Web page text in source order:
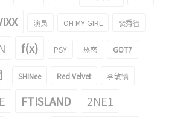
演员 OH MY GIRL 裴秀智
f(x) PSY 热恋 GOT7
SHINee Red Velvet 李敏镐
FTISLAND
2NE1